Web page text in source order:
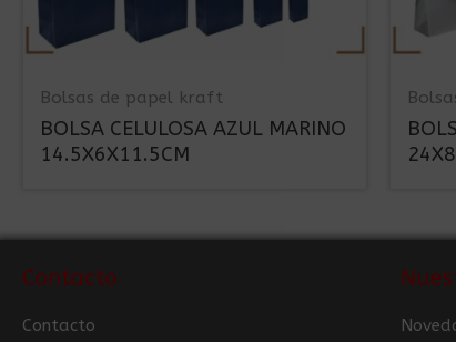
Bolsas de papel kraft
BOLSA CELULOSA AZUL MARINO
14.5X6X11.5CM
Contacto
Contacto